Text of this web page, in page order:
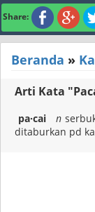
Share:
Beranda »
Arti Kata
pa·cai n
ditaburkan pd